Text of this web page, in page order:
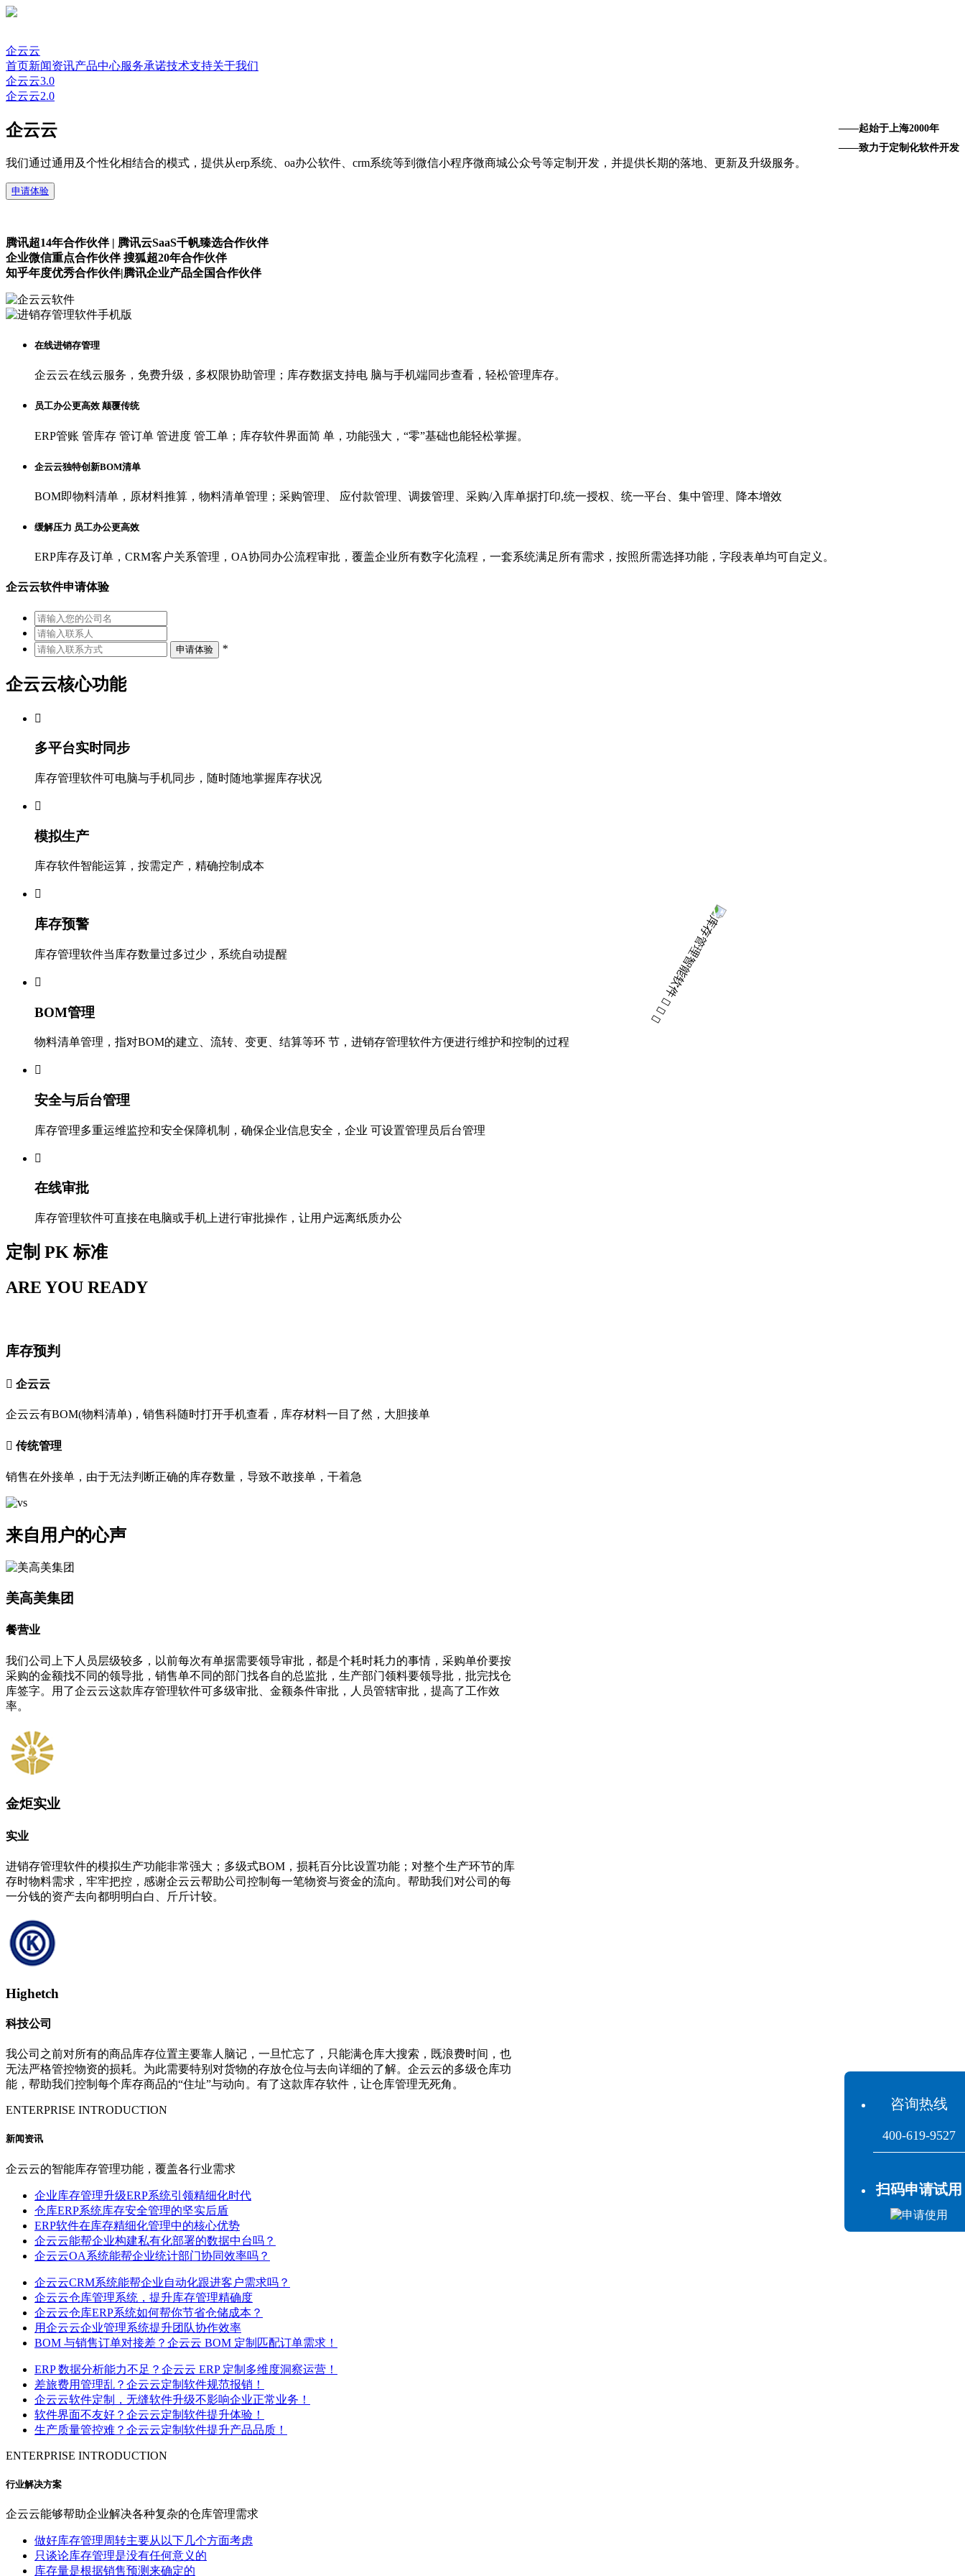
企云云
首页新闻资讯产品中心服务承诺技术支持关于我们
企云云3.0
企云云2.0
企云云
——起始于上海2000年
——致力于定制化软件开发
我们通过通用及个性化相结合的模式，提供从erp系统、oa办公软件、crm系统等到微信小程序微商城公众号等定制开发，并提供长期的落地、更新及升级服务。
申请体验
腾讯超14年合作伙伴 | 腾讯云SaaS千帆臻选合作伙伴
企业微信重点合作伙伴 搜狐超20年合作伙伴
知乎年度优秀合作伙伴|腾讯企业产品全国合作伙伴
在线进销存管理
企云云在线云服务，免费升级，多权限协助管理；库存数据支持电 脑与手机端同步查看，轻松管理库存。
员工办公更高效 颠覆传统
ERP管账 管库存 管订单 管进度 管工单；库存软件界面简 单，功能强大，“零”基础也能轻松掌握。
企云云独特创新BOM清单
BOM即物料清单，原材料推算，物料清单管理；采购管理、 应付款管理、调拨管理、采购/入库单据打印,统一授权、统一平台、集中管理、降本增效
缓解压力 员工办公更高效
ERP库存及订单，CRM客户关系管理，OA协同办公流程审批，覆盖企业所有数字化流程，一套系统满足所有需求，按照所需选择功能，字段表单均可自定义。
企云云软件申请体验
*
企云云核心功能

多平台实时同步
库存管理软件可电脑与手机同步，随时随地掌握库存状况

模拟生产
库存软件智能运算，按需定产，精确控制成本

库存预警
库存管理软件当库存数量过多过少，系统自动提醒

BOM管理
物料清单管理，指对BOM的建立、流转、变更、结算等环 节，进销存管理软件方便进行维护和控制的过程

安全与后台管理
库存管理多重运维监控和安全保障机制，确保企业信息安全，企业 可设置管理员后台管理

在线审批
库存管理软件可直接在电脑或手机上进行审批操作，让用户远离纸质办公
定制 PK 标准
ARE YOU READY



库存预判
 企云云
企云云有BOM(物料清单)，销售科随时打开手机查看，库存材料一目了然，大胆接单
 传统管理
销售在外接单，由于无法判断正确的库存数量，导致不敢接单，干着急
来自用户的心声
美高美集团
餐营业
我们公司上下人员层级较多，以前每次有单据需要领导审批，都是个耗时耗力的事情，采购单价要按
采购的金额找不同的领导批，销售单不同的部门找各自的总监批，生产部门领料要领导批，批完找仓
库签字。用了企云云这款库存管理软件可多级审批、金额条件审批，人员管辖审批，提高了工作效
率。
金炬实业
实业
进销存管理软件的模拟生产功能非常强大；多级式BOM，损耗百分比设置功能；对整个生产环节的库
存时物料需求，牢牢把控，感谢企云云帮助公司控制每一笔物资与资金的流向。帮助我们对公司的每
一分钱的资产去向都明明白白、斤斤计较。
Highetch
科技公司
我公司之前对所有的商品库存位置主要靠人脑记，一旦忙忘了，只能满仓库大搜索，既浪费时间，也
无法严格管控物资的损耗。为此需要特别对货物的存放仓位与去向详细的了解。企云云的多级仓库功
能，帮助我们控制每个库存商品的“住址”与动向。有了这款库存软件，让仓库管理无死角。
ENTERPRISE INTRODUCTION
新闻资讯
企云云的智能库存管理功能，覆盖各行业需求
企业库存管理升级ERP系统引领精细化时代
仓库ERP系统库存安全管理的坚实后盾
ERP软件在库存精细化管理中的核心优势
企云云能帮企业构建私有化部署的数据中台吗？
企云云OA系统能帮企业统计部门协同效率吗？
企云云CRM系统能帮企业自动化跟进客户需求吗？
企云云仓库管理系统，提升库存管理精确度
企云云仓库ERP系统如何帮你节省仓储成本？
用企云云企业管理系统提升团队协作效率
BOM 与销售订单对接差？企云云 BOM 定制匹配订单需求！​
ERP 数据分析能力不足？企云云 ERP 定制多维度洞察运营！​
差旅费用管理乱？企云云定制软件规范报销！​
企云云软件定制，无缝软件升级不影响企业正常业务！​
软件界面不友好？企云云定制软件提升体验！​
生产质量管控难？企云云定制软件提升产品品质！​
ENTERPRISE INTRODUCTION
行业解决方案
企云云能够帮助企业解决各种复杂的仓库管理需求
做好库存管理周转主要从以下几个方面考虑
只谈论库存管理是没有任何意义的
库存量是根据销售预测来确定的
咨询热线
400-619-9527
扫码申请试用